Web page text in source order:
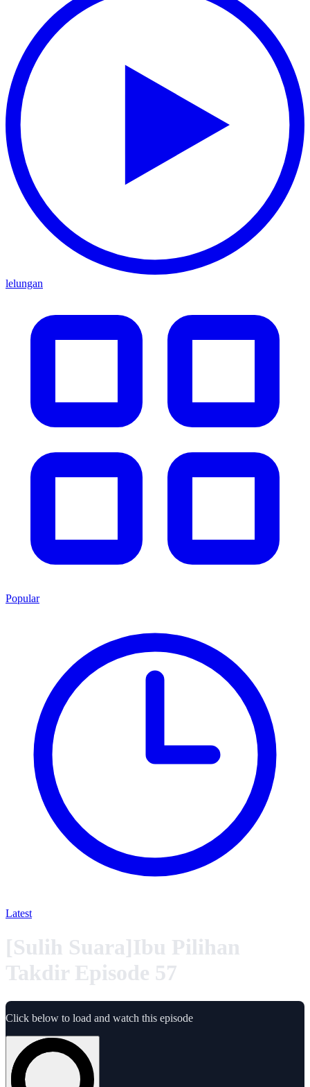
lelungan
Popular
Latest
[Sulih Suara]Ibu Pilihan
Takdir Episode 57
Click below to load and watch this episode